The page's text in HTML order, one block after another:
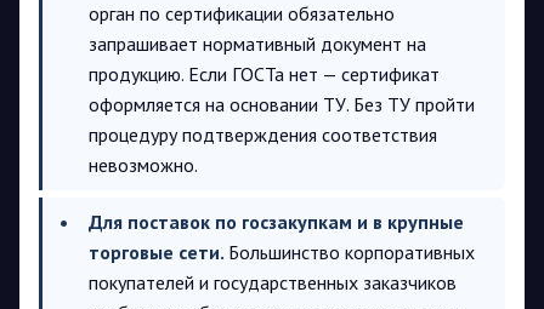
орган по сертификации обязательно
запрашивает нормативный документ на
продукцию. Если ГОСТа нет — сертификат
оформляется на основании ТУ. Без ТУ пройти
процедуру подтверждения соответствия
невозможно.
Для поставок по госзакупкам и в крупные
торговые сети. Большинство корпоративных
покупателей и государственных заказчиков